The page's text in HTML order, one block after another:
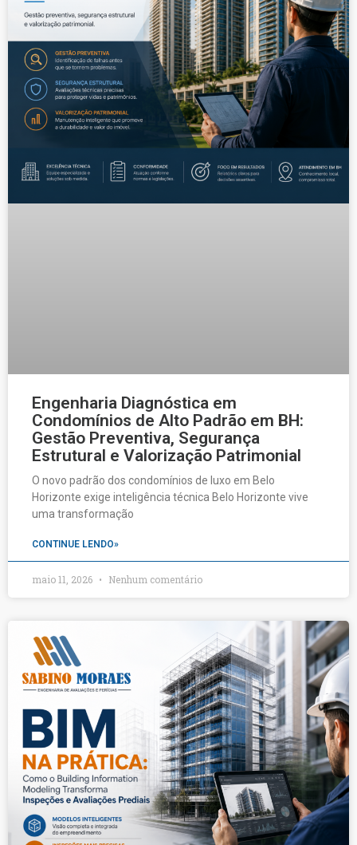
Engenharia Diagnóstica em
Condomínios de Alto Padrão em BH:
Gestão Preventiva, Segurança
Estrutural e Valorização Patrimonial
O novo padrão dos condomínios de luxo em Belo
Horizonte exige inteligência técnica Belo Horizonte vive
uma transformação
CONTINUE LENDO»
maio 11, 2026 Nenhum comentário